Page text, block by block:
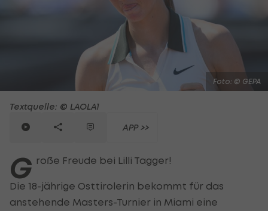
Foto: © GEPA
Textquelle: © LAOLA1
APP >>
G roße Freude bei Lilli Tagger!
Die 18-jährige Osttirolerin bekommt für das
anstehende Masters-Turnier in Miami eine